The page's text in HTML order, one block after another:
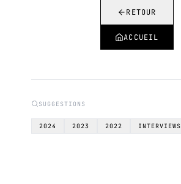
RETOUR
ACCUEIL
SUGGESTIONS
2024 2023 2022 INTERVIEWS